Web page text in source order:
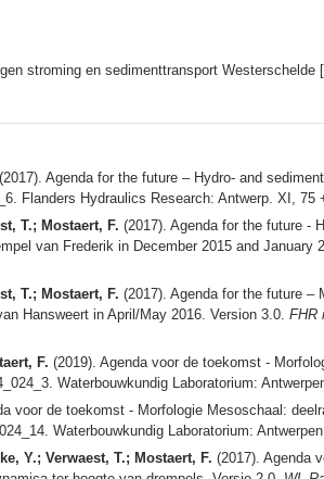
stroming en sedimenttransport Westerschelde
(2017). Agenda for the future – Hydro‐ and
Flanders Hydraulics Research: Antwerp. XI, 75
T.; Mostaert, F. (2017). Agenda for the future ‐
van Frederik in December 2015 and January
T.; Mostaert, F. (2017). Agenda for the future –
Hansweert in April/May 2016. Version 3.0. FHR
F. (2019). Agenda voor de toekomst -
Waterbouwkundig Laboratorium:
voor de toekomst - Morfologie Mesoschaal:
Waterbouwkundig Laboratorium:
Y.; Verwaest, T.; Mostaert, F. (2017). Agenda